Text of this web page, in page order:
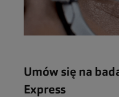
Umów się na
Express